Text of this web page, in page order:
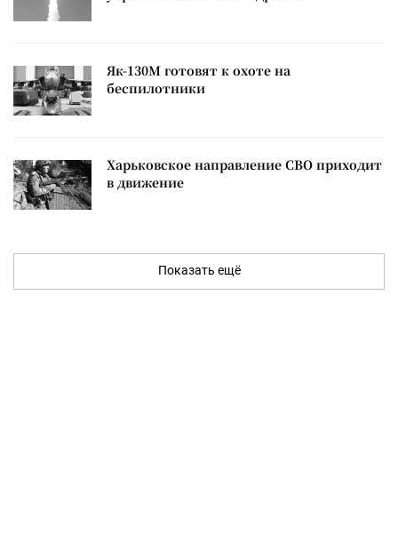
Як-130М готовят к охоте на
беспилотники
Харьковское направление СВО приходит
в движение
Показать ещё